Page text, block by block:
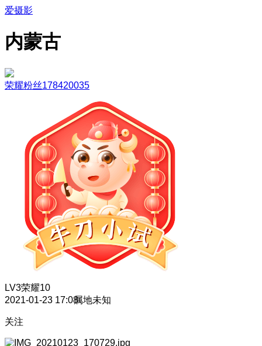
爱摄影
内蒙古
荣耀粉丝178420035
LV3荣耀10
2021-01-23 17:08属地未知
关注